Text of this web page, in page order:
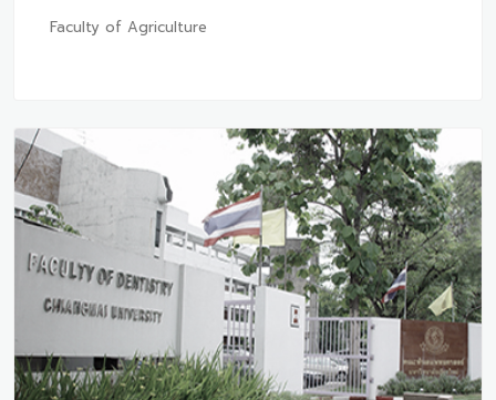
Faculty of Agriculture